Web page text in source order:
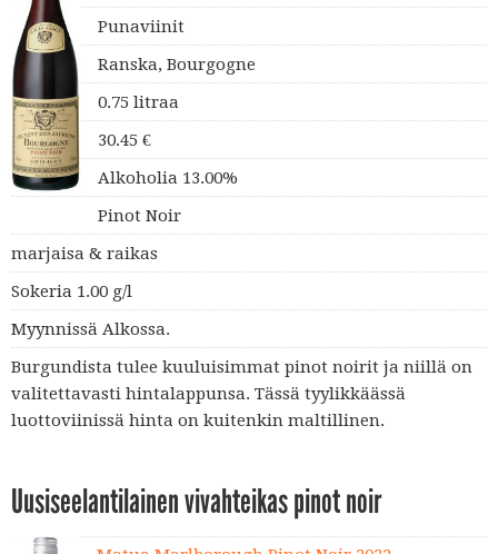
Punaviinit
Ranska, Bourgogne
0.75 litraa
30.45 €
Alkoholia 13.00%
Pinot Noir
marjaisa & raikas
Sokeria 1.00 g/l
Myynnissä Alkossa.
Burgundista tulee kuuluisimmat pinot noirit ja niillä on
valitettavasti hintalappunsa. Tässä tyylikkäässä
luottoviinissä hinta on kuitenkin maltillinen.
Uusiseelantilainen vivahteikas pinot noir